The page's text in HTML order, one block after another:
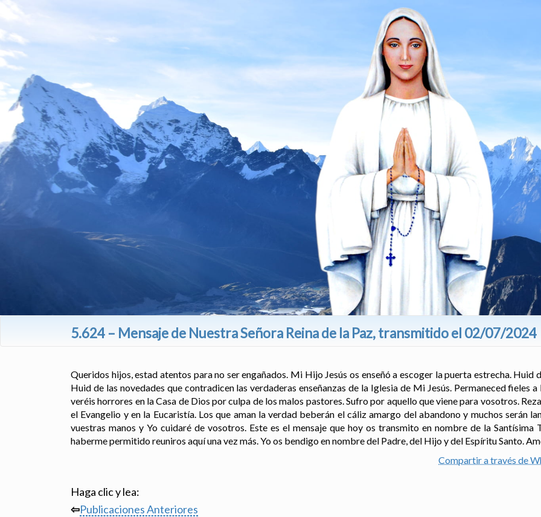
5.624 – Mensaje de Nuestra Señora Reina de la Paz, transmitido el 02/07/2024
Queridos hijos, estad atentos para no ser engañados. Mi Hijo Jesús os enseñó a escoger la puerta estrecha. Huid
Huid de las novedades que contradicen las verdaderas enseñanzas de la Iglesia de Mi Jesús. Permaneced fieles
veréis horrores en la Casa de Dios por culpa de los malos pastores. Sufro por aquello que viene para vosotros.
el Evangelio y en la Eucaristía. Los que aman la verdad beberán el cáliz amargo del abandono y muchos serán
vuestras manos y Yo cuidaré de vosotros. Este es el mensaje que hoy os transmito en nombre de la Santísima
haberme permitido reuniros aquí una vez más. Yo os bendigo en nombre del Padre, del Hijo y del Espíritu Santo.
Compartir a través de
Haga clic y lea:
⇦Publicaciones Anteriores